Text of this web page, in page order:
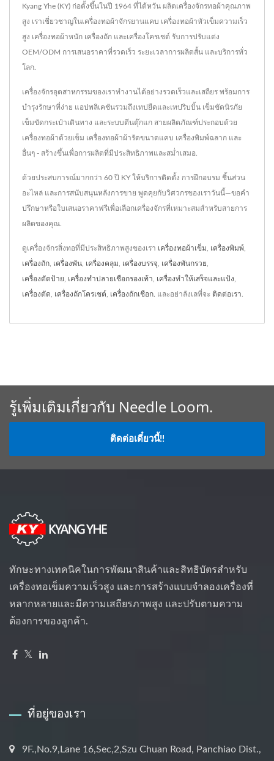
Kyang Yhe (KY) ก่อตั้งขึ้นในปี 1964 ที่ไต้หวัน ผลิตเครื่องจักรทอผ้าคุณภาพ
สูง เราเชี่ยวชาญในเครื่องทอผ้าจักรยานแคบ เครื่องทอผ้าหัวเข็มความเร็ว
สูง เครื่องทอผ้าหนัก เครื่องถัก และเครื่องโครเชต์ รับการปรับแต่ง
OEM/ODM การเสนอราคาที่รวดเร็ว ระยะเวลาการผลิตสั้น และบริการทั่ว
โลก.
เครื่องจักรอุตสาหกรรมของเราทำงานได้อย่างรวดเร็วและเสถียร พร้อมการ
บำรุงรักษาที่ง่าย แอปพลิเคชันรวมถึงเทปยืดและเทปริบบิ้น เข็มขัดนิรภัย
เข็มขัดกระเป๋าเดินทาง และระบบตีนตุ๊กแก สายผลิตภัณฑ์ประกอบด้วย
เครื่องทอผ้าด้วยเข็ม เครื่องทอผ้าผ้ารัดขนาดแคบ เครื่องพิมพ์ฉลาก และ
อื่นๆ - สร้างขึ้นเพื่อการผลิตที่มีประสิทธิภาพและสม่ำเสมอ.
ด้วยประสบการณ์มากกว่า 60 ปี KY ให้บริการติดตั้ง การฝึกอบรม ชิ้นส่วน
อะไหล่ และการสนับสนุนหลังการขาย พูดคุยกับวิศวกรของเราวันนี้—ขอคำ
ปรึกษาหรือใบเสนอราคาฟรีเพื่อเลือกเครื่องจักรที่เหมาะสมสำหรับสายการ
ผลิตของคุณ.
ดูเครื่องจักรสิ่งทอที่มีประสิทธิภาพสูงของเรา เครื่องทอผ้าเข็ม เครื่องพิมพ์
เครื่องถัก เครื่องพัน เครื่องคลุม เครื่องบรรจุ เครื่องพันกรวย
เครื่องตัดป้าย เครื่องทำปลายเชือกรองเท้า เครื่องทำให้เสร็จและแป้ง
เครื่องตัด เครื่องถักโครเชต์ เครื่องถักเชือก. และอย่าลังเลที่จะ ติดต่อเรา
รู้เพิ่มเติมเกี่ยวกับ Needle Loom.
ติดต่อเดี๋ยวนี้!!
ทักษะทางเทคนิคในการพัฒนาสินค้าและสิทธิบัตรสำหรับ
เครื่องทอเข็มความเร็วสูง และการสร้างแบบจำลองเครื่องที่
หลากหลายและมีความเสถียรภาพสูง และปรับตามความ
ต้องการของลูกค้า.
ที่อยู่ของเรา
9F.,No.9,Lane 16,Sec,2,Szu Chuan Road, Panchiao Dist.,